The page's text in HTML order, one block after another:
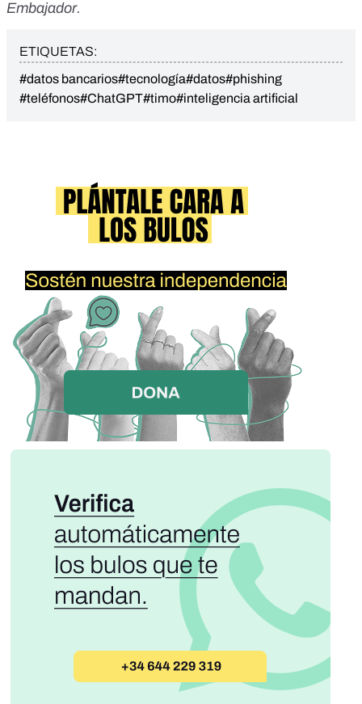
Embajador.
ETIQUETAS:
#datos bancarios#tecnología#datos#phishing
#teléfonos#ChatGPT#timo#inteligencia artificial